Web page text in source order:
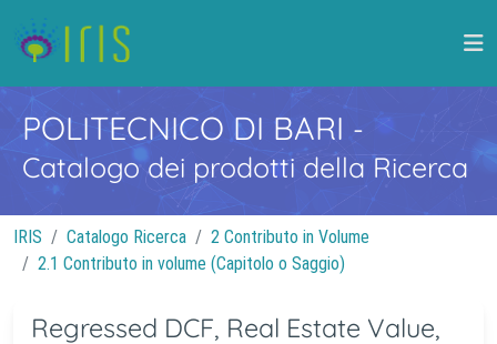
POLITECNICO DI BARI -
Catalogo dei prodotti della Ricerca
IRIS Catalogo Ricerca
2 Contributo in Volume
2.1 Contributo in volume (Capitolo o Saggio)
Regressed DCF, Real Estate Value,